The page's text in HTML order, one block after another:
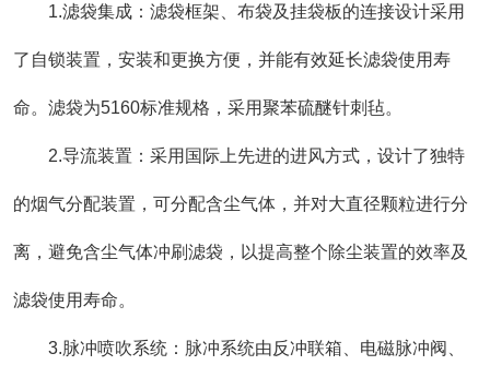
1.滤袋集成：滤袋框架、布袋及挂袋板的连接设计采用
了自锁装置，安装和更换方便，并能有效延长滤袋使用寿
命。滤袋为5160标准规格，采用聚苯硫醚针刺毡。
2.导流装置：采用国际上先进的进风方式，设计了独特
的烟气分配装置，可分配含尘气体，并对大直径颗粒进行分
离，避免含尘气体冲刷滤袋，以提高整个除尘装置的效率及
滤袋使用寿命。
3.脉冲喷吹系统：脉冲系统由反冲联箱、电磁脉冲阀、